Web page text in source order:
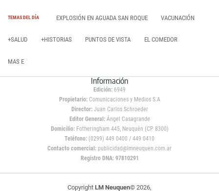
TEMAS DEL DÍA EXPLOSIÓN EN AGUADA SAN ROQUE VACUNACIÓN
+SALUD +HISTORIAS PUNTOS DE VISTA EL COMEDOR
MAS E
Información
Edición: 6949
Propietario:Comunicaciones y Medios S.A
Director: Juan Carlos Schroeder
Editor General:Ángel Casagrande
Domicilio:Fotheringham 445, Neuquén (CP 8300)
Teléfono: (0299) 449 0400 / 449 0410
Contacto comercial: publicidad@lmneuquen.com.ar
Registro DNA: 97810291
Copyright LM Neuquen© 2026,